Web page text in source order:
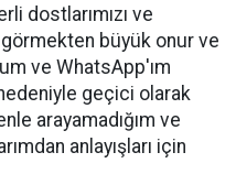
dostlarımızı ve
görmekten büyük onur ve
ve WhatsApp'ım
geçici olarak
arayamadığım ve
anlayışları için